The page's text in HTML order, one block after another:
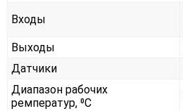
Входы
Выходы
Датчики
Диапазон рабочих
ремператур, ⁰С